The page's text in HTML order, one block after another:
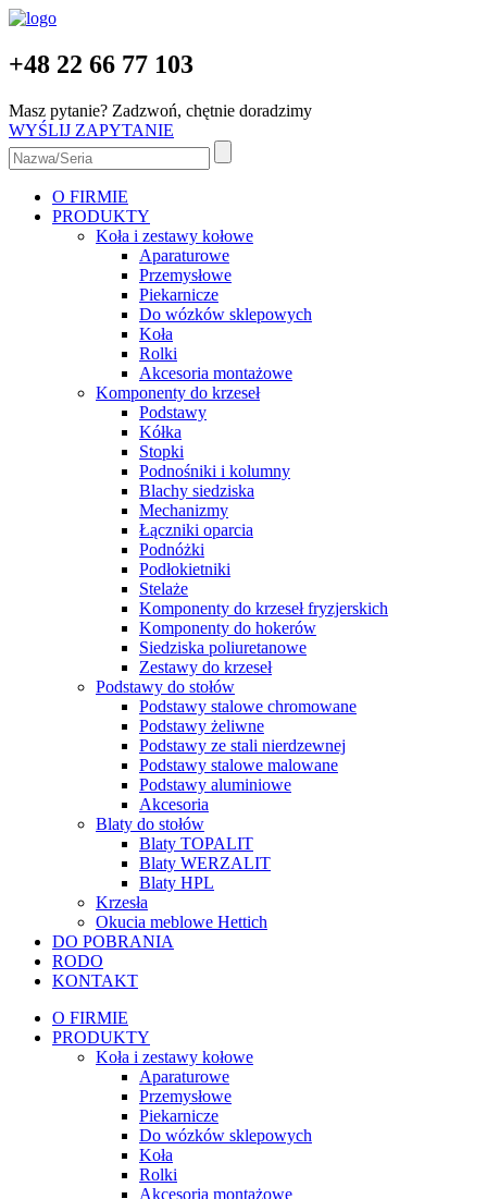
+48 22 66 77 103
Masz pytanie? Zadzwoń, chętnie doradzimy
WYŚLIJ ZAPYTANIE
O FIRMIE
PRODUKTY
Koła i zestawy kołowe
Aparaturowe
Przemysłowe
Piekarnicze
Do wózków sklepowych
Koła
Rolki
Akcesoria montażowe
Komponenty do krzeseł
Podstawy
Kółka
Stopki
Podnośniki i kolumny
Blachy siedziska
Mechanizmy
Łączniki oparcia
Podnóżki
Podłokietniki
Stelaże
Komponenty do krzeseł fryzjerskich
Komponenty do hokerów
Siedziska poliuretanowe
Zestawy do krzeseł
Podstawy do stołów
Podstawy stalowe chromowane
Podstawy żeliwne
Podstawy ze stali nierdzewnej
Podstawy stalowe malowane
Podstawy aluminiowe
Akcesoria
Blaty do stołów
Blaty TOPALIT
Blaty WERZALIT
Blaty HPL
Krzesła
Okucia meblowe Hettich
DO POBRANIA
RODO
KONTAKT
O FIRMIE
PRODUKTY
Koła i zestawy kołowe
Aparaturowe
Przemysłowe
Piekarnicze
Do wózków sklepowych
Koła
Rolki
Akcesoria montażowe